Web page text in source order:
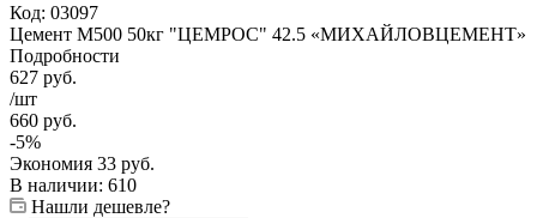
Код: 03097
Цемент М500 50кг "ЦЕМРОС" 42.5 «МИХАЙЛОВЦЕМЕНТ»
Подробности
627 руб.
/шт
660 руб.
-5%
Экономия 33 руб.
В наличии: 610
Нашли дешевле?